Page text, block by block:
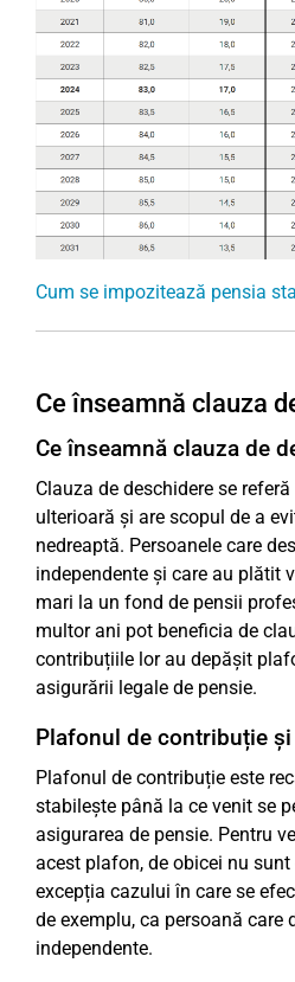
Cum se impozitează pensia
Ce înseamnă clauza
Ce înseamnă clauza de
Clauza de deschidere se
ulterioară și are scopul de a
nedreaptă. Persoanele care
independente și care au plătit
mari la un fond de pensii
multor ani pot beneficia de
contribuțiile lor au depășit
asigurării legale de pensie.
Plafonul de contribuție
Plafonul de contribuție este
stabilește până la ce venit se
asigurarea de pensie. Pentru
acest plafon, de obicei nu
excepția cazului în care se
de exemplu, ca persoană
independente.